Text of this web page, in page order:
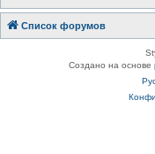
Список форумов
Создано на основе